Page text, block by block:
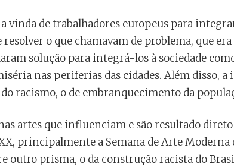
vinda de trabalhadores europeus para
o que chamavam de problema, que
solução para integrá-los à sociedade
nas periferias das cidades. Além disso,
racismo, o de embranquecimento da
artes que influenciam e são resultado direto
principalmente a Semana de Arte Moderna
outro prisma, o da construção racista do